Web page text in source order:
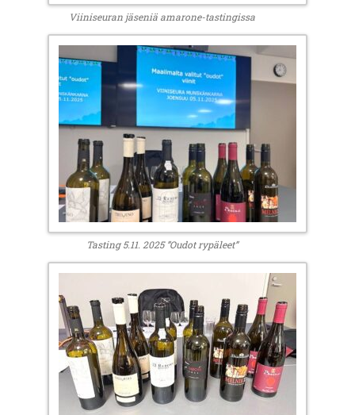
Viiniseuran jäseniä amarone-tastingissa
Tasting 5.11. 2025 ”Oudot rypäleet”